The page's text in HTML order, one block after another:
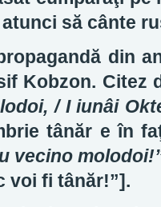
să cânte
din
Kobzon. Citez
/ I iunâi
tânăr e în
vecino
voi fi tânăr!”].